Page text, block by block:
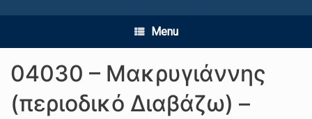
Menu
04030 – Μακρυγιάννης
(περιοδικό Διαβάζω) –